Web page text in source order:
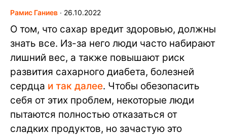
Рамис Ганиев ∙ 26.10.2022
О том, что сахар вредит здоровью, должны
знать все. Из-за него люди часто набирают
лишний вес, а также повышают риск
развития сахарного диабета, болезней
сердца и так далее. Чтобы обезопасить
себя от этих проблем, некоторые люди
пытаются полностью отказаться от
сладких продуктов, но зачастую это